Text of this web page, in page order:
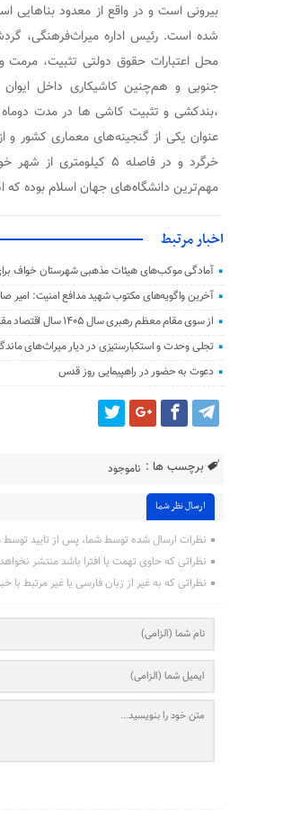
بیرونی است و در واقع از معدود بناهایی
شده است. رئیس اداره میراث‌فرهنگی،
محل اعتبارات حقوق دولتی تثبیت،
جنوبی و هم‌چنین کاشیکاری داخل
،بندکشی و تثبیت کاشی ها در مدت دوماه
عنوان یکی از گنجینه‌های معماری کشور و
خرگرد و در فاصله ۵
مهم‌ترین دانشگاه‌های جهان اسلام بوده
اخبار مرتبط
آمادگی موکب‌های هیئات مذهبی شهرستان خواف
آخرین واگویه‌های مکتوب شهید مدافع امنیت: امیر
از سوی مقام معظم رهبری سال ۱۴۰۵ سال اقتصاد مقاومتی در سایه وحدت ملی و امنیت ملی نام‌گذاری شد.
تجلی وحدت و استکبارستیزی در دیار میراث‌های
دعوت به حضور در راهپیمایی روز قدس
برچسب ها : ناموجود
ارسال نظر شما
نظرات ارسال شده توسط شما، پس از تایید
نظراتی که حاوی تهمت یا افترا باشد منتشر
نظراتی که به غیر از زبان فارسی یا غیر مرتبط با